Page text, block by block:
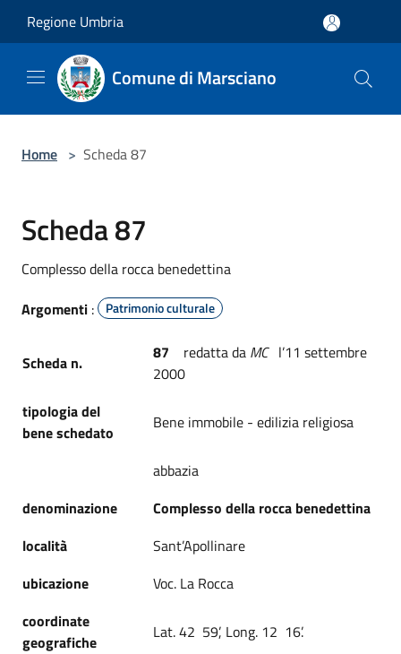
Regione Umbria
Comune di Marsciano
Home > Scheda 87
Scheda 87
Complesso della rocca benedettina
Argomenti : Patrimonio culturale
Scheda n. 87 redatta da MC l’11 settembre
2000
tipologia del
bene schedato
Bene immobile - edilizia religiosa
abbazia
denominazione
Complesso della rocca benedettina
località
Sant’Apollinare
ubicazione
Voc. La Rocca
coordinate
geografiche
Lat. 42 59’, Long. 12 16’.